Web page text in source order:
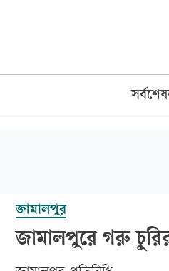
সর্বশেষ
জামালপুর
জামালপুরে গরু